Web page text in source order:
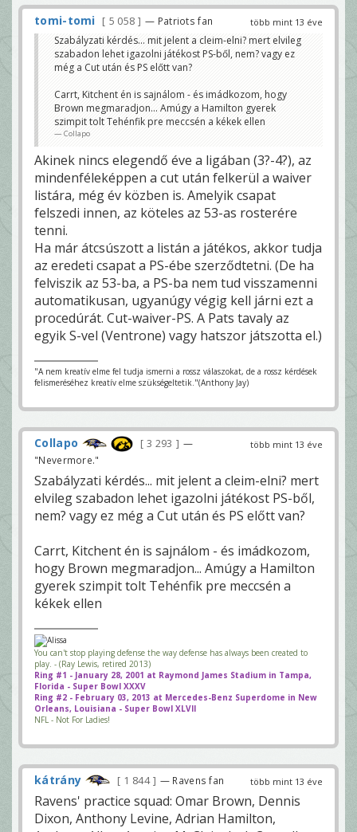
több mint 13 éve
tomi-tomi 5 058 — Patriots fan
Szabályzati kérdés... mit jelent a cleim-elni? mert elvileg
szabadon lehet igazolni játékost PS-ből, nem? vagy ez
még a Cut után és PS előtt van?
Carrt, Kitchent én is sajnálom - és imádkozom, hogy
Brown megmaradjon... Amúgy a Hamilton gyerek
szimpit tolt Tehénfik pre meccsén a kékek ellen
Collapo
Akinek nincs elegendő éve a ligában (3?-4?), az
mindenféleképpen a cut után felkerül a waiver
listára, még év közben is. Amelyik csapat
felszedi innen, az köteles az 53-as rosterére
tenni.
Ha már átcsúszott a listán a játékos, akkor tudja
az eredeti csapat a PS-ébe szerződtetni. (De ha
felviszik az 53-ba, a PS-ba nem tud visszamenni
automatikusan, ugyanúgy végig kell járni ezt a
procedúrát. Cut-waiver-PS. A Pats tavaly az
egyik S-vel (Ventrone) vagy hatszor játszotta el.)
"A nem kreatív elme fel tudja ismerni a rossz válaszokat, de a rossz kérdések
felismeréséhez kreatív elme szükségeltetik."(Anthony Jay)
több mint 13 éve
Collapo 3 293
—
"Nevermore."
Szabályzati kérdés... mit jelent a cleim-elni? mert
elvileg szabadon lehet igazolni játékost PS-ből,
nem? vagy ez még a Cut után és PS előtt van?
Carrt, Kitchent én is sajnálom - és imádkozom,
hogy Brown megmaradjon... Amúgy a Hamilton
gyerek szimpit tolt Tehénfik pre meccsén a
kékek ellen
You can't stop playing defense the way defense has always been created to
play. - (Ray Lewis, retired 2013)
Ring #1 - January 28, 2001 at Raymond James Stadium in Tampa,
Florida - Super Bowl XXXV
Ring #2 - February 03, 2013 at Mercedes-Benz Superdome in New
Orleans, Louisiana - Super Bowl XLVII
NFL - Not For Ladies!
több mint 13 éve
kátrány 1 844 — Ravens fan
Ravens' practice squad: Omar Brown, Dennis
Dixon, Anthony Levine, Adrian Hamilton,